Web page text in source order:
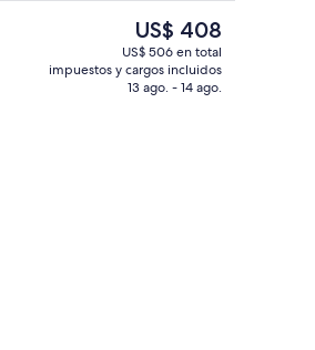
El
precio
actual
es
US$ 408
US$ 506 en total
impuestos y cargos incluidos
13 ago. - 14 ago.